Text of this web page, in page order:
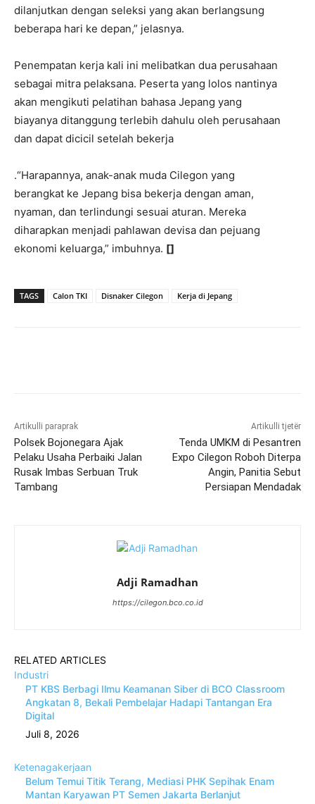
dilanjutkan dengan seleksi yang akan berlangsung
beberapa hari ke depan,” jelasnya.​
Penempatan kerja kali ini melibatkan dua perusahaan
sebagai mitra pelaksana. Peserta yang lolos nantinya
akan mengikuti pelatihan bahasa Jepang yang
biayanya ditanggung terlebih dahulu oleh perusahaan
dan dapat dicicil setelah bekerja
.​“Harapannya, anak-anak muda Cilegon yang
berangkat ke Jepang bisa bekerja dengan aman,
nyaman, dan terlindungi sesuai aturan. Mereka
diharapkan menjadi pahlawan devisa dan pejuang
ekonomi keluarga,” imbuhnya. []​
TAGS Calon TKI Disnaker Cilegon Kerja di Jepang
Artikulli paraprak
Polsek Bojonegara Ajak
Pelaku Usaha Perbaiki Jalan
Rusak Imbas Serbuan Truk
Tambang
Artikulli tjetër
Tenda UMKM di Pesantren
Expo Cilegon Roboh Diterpa
Angin, Panitia Sebut
Persiapan Mendadak
Adji Ramadhan
https://cilegon.bco.co.id
RELATED ARTICLES
Industri
PT KBS Berbagi Ilmu Keamanan Siber di BCO Classroom
Angkatan 8, Bekali Pembelajar Hadapi Tantangan Era
Digital
Juli 8, 2026
Ketenagakerjaan
Belum Temui Titik Terang, Mediasi PHK Sepihak Enam
Mantan Karyawan PT Semen Jakarta Berlanjut